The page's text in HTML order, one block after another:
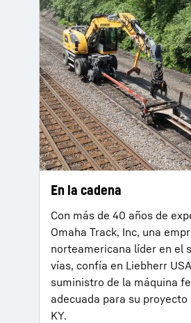
En la cadena
Con más de 40 años de
Omaha Track, Inc, una
norteamericana líder en el
vías, confía en Liebherr
suministro de la máquina
adecuada para su proyecto
KY.